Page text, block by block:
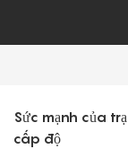
Sức mạnh của
cấp độ